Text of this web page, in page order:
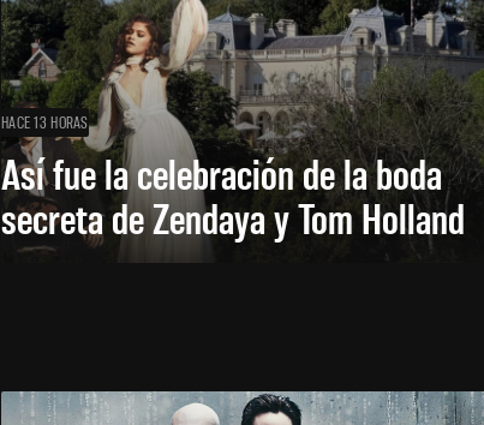
HACE 13 HORAS
Así fue la celebración de la boda
secreta de Zendaya y Tom Holland